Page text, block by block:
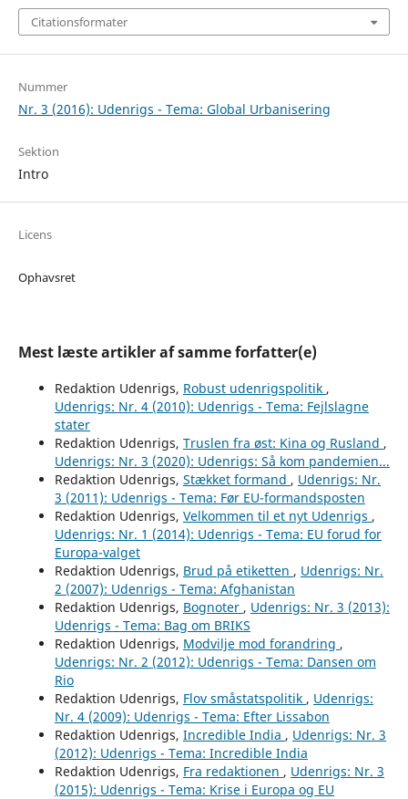
Citationsformater
Nummer
Nr. 3 (2016): Udenrigs - Tema: Global Urbanisering
Sektion
Intro
Licens
Ophavsret
Mest læste artikler af samme forfatter(e)
Redaktion Udenrigs, Robust udenrigspolitik ,
Udenrigs: Nr. 4 (2010): Udenrigs - Tema: Fejlslagne
stater
Redaktion Udenrigs, Truslen fra øst: Kina og Rusland ,
Udenrigs: Nr. 3 (2020): Udenrigs: Så kom pandemien...
Redaktion Udenrigs, Stækket formand , Udenrigs: Nr.
3 (2011): Udenrigs - Tema: Før EU-formandsposten
Redaktion Udenrigs, Velkommen til et nyt Udenrigs ,
Udenrigs: Nr. 1 (2014): Udenrigs - Tema: EU forud for
Europa-valget
Redaktion Udenrigs, Brud på etiketten , Udenrigs: Nr.
2 (2007): Udenrigs - Tema: Afghanistan
Redaktion Udenrigs, Bognoter , Udenrigs: Nr. 3 (2013):
Udenrigs - Tema: Bag om BRIKS
Redaktion Udenrigs, Modvilje mod forandring ,
Udenrigs: Nr. 2 (2012): Udenrigs - Tema: Dansen om
Rio
Redaktion Udenrigs, Flov småstatspolitik , Udenrigs:
Nr. 4 (2009): Udenrigs - Tema: Efter Lissabon
Redaktion Udenrigs, Incredible India , Udenrigs: Nr. 3
(2012): Udenrigs - Tema: Incredible India
Redaktion Udenrigs, Fra redaktionen , Udenrigs: Nr. 3
(2015): Udenrigs - Tema: Krise i Europa og EU